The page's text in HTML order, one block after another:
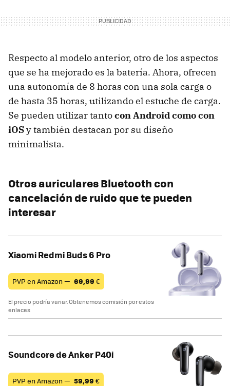
Respecto al modelo anterior, otro de los aspectos
que se ha mejorado es la batería. Ahora, ofrecen
una autonomía de 8 horas con una sola carga o
de hasta 35 horas, utilizando el estuche de carga.
Se pueden utilizar tantocon Android como con
iOSy también destacan por su diseño
minimalista.
Otros auriculares Bluetooth con
cancelación de ruido que te pueden
interesar
Xiaomi Redmi Buds 6 Pro
PVP en Amazon — 69,99 €
El precio podría variar. Obtenemos comisión por estos
enlaces
Soundcore de Anker P40i
PVP en Amazon — 59,99 €